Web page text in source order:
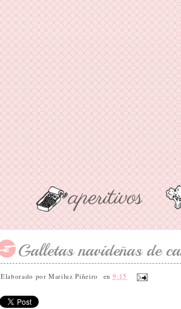
Galletas navideñas de
Elaborado porMariluz Piñeiro en9:15